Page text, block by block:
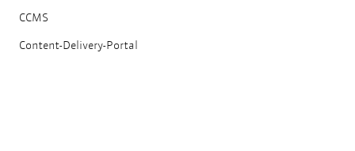
CCMS
Content-Delivery-Portal